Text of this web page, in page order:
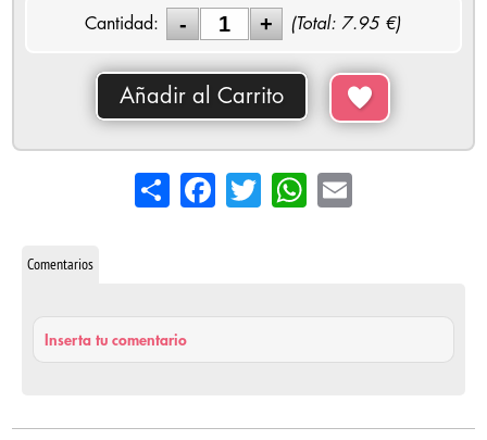
Cantidad: (Total: 7.95 €)
Añadir al Carrito
Share FacebookTwitterWhatsApp
Email
Comentarios
Inserta tu comentario